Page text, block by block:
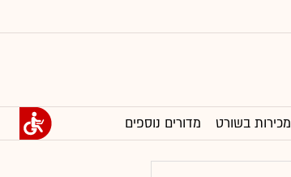
מכירות בשורט מדורים נוספים